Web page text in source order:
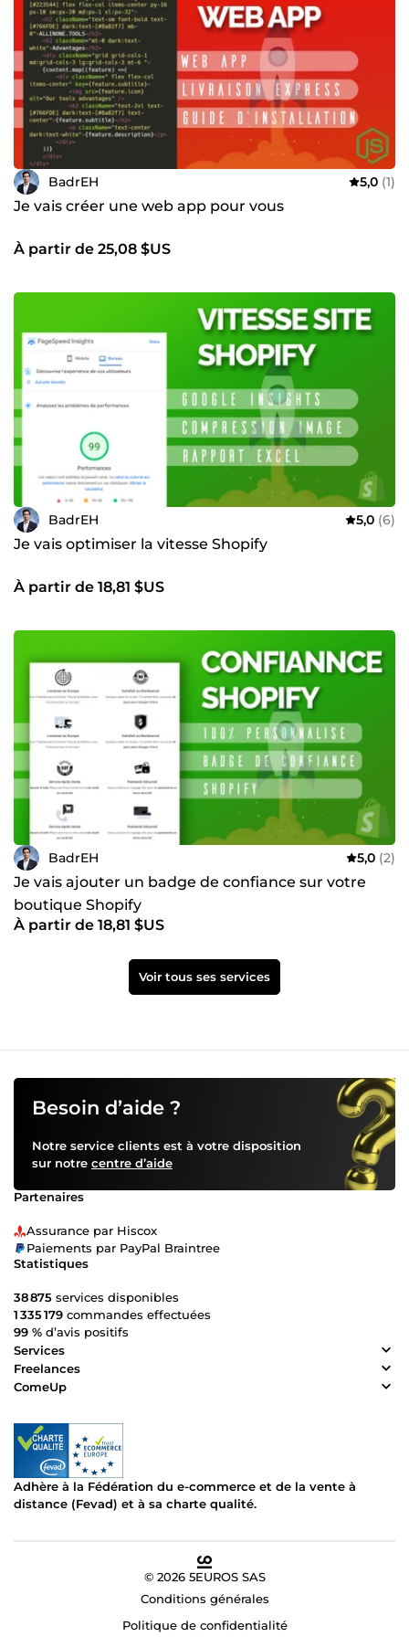
pour générer des résultats, pas seulement pour être
livrées. Une communication claire, des délais respectés et
un accompagnement après livraison. Vous avez une idée
de SaaS, de MVP, d’application IA ou de plateforme web ?
Parlons de vos objectifs et transformons votre idée en
produit rentable.
BadrEH 5,0 (1)
Je vais créer une web app pour vous
À partir de 25,08 $US
BadrEH 5,0 (6)
Je vais optimiser la vitesse Shopify
À partir de 18,81 $US
BadrEH 5,0 (2)
Je vais ajouter un badge de confiance sur votre
boutique Shopify
À partir de 18,81 $US
Voir tous ses services
Besoin d’aide ?
Notre service clients est à votre disposition
sur notre centre d’aide
Partenaires
Assurance par Hiscox
Paiements par PayPal Braintree
Statistiques
38 875 services disponibles
1 335 179 commandes effectuées
99 % d’avis positifs
Services
Freelances
ComeUp
Adhère à la Fédération du e-commerce et de la vente à
distance (Fevad) et à sa charte qualité.
© 2026 5EUROS SAS
Conditions générales
Politique de confidentialité